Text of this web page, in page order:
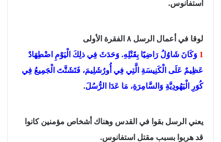
استفانوس.
لوقا في أعمال الرسل ٨ الفقرة الأولى
1 وَكَانَ شَاوُلُ رَاضِيًا بِقَتْلِهِ. وَحَدَثَ فِي ذلِكَ الْيَوْمِ اضْطِهَادٌ
عَظِيمٌ عَلَى الْكَنِيسَةِ الَّتِي فِي أُورُشَلِيمَ، فَتَشَتَّتَ الْجَمِيعُ فِي
كُوَرِ الْيَهُودِيَّةِ وَالسَّامِرَةِ، مَا عَدَا الرُّسُلَ.
يعني الرسل بقوا في القدس وهناك أشخاص مؤمنين كانوا
قد هربوا بسبب مقتل استفانوس.